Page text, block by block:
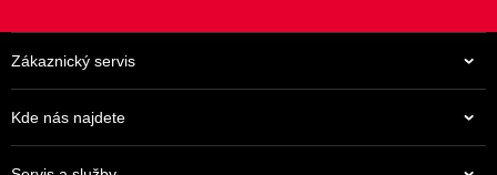
Zákaznický servis
Kde nás najdete